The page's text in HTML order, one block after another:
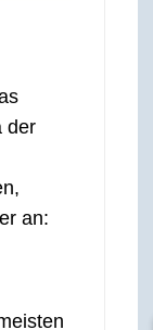
der
an: